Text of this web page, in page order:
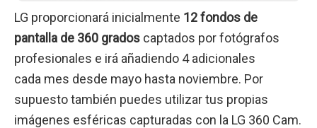
LG proporcionará inicialmente 12 fondos de
pantalla de 360 grados captados por fotógrafos
profesionales e irá añadiendo 4 adicionales
cada mes desde mayo hasta noviembre. Por
supuesto también puedes utilizar tus propias
imágenes esféricas capturadas con la LG 360 Cam.